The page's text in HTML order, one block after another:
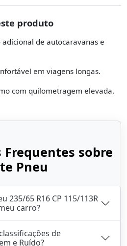
produto
de autocaravanas e
em viagens longas.
com quilometragem elevada.
Frequentes sobre
Pneu
235/65 R16 CP 115/113R
carro?
de
e Ruído?